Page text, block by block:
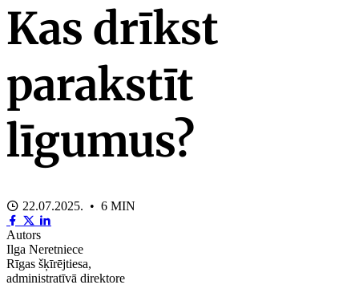
Kas drīkst
parakstīt
līgumus?
22.07.2025. • 6 MIN
Autors
Ilga Neretniece
Rīgas šķīrējtiesa,
administratīvā direktore